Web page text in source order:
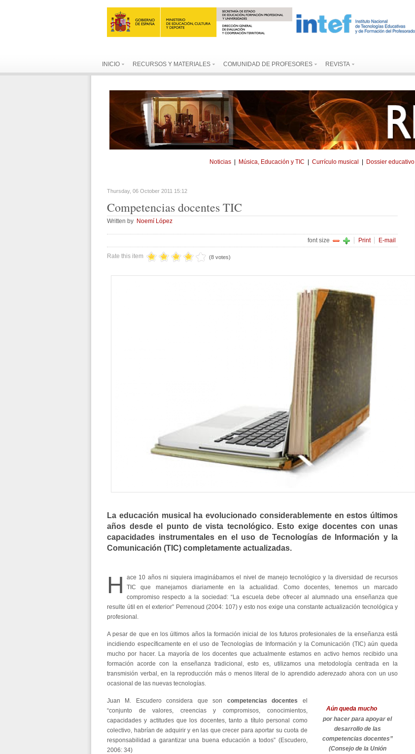
INICIO RECURSOS Y MATERIALES COMUNIDAD DE PROFESORES REVISTA
Noticias Música, Educación y TIC Currículo musical Dossier educativo
Thursday, 06 October 2011 15:12
Competenciasdocentes TIC
Written by Noemí López
font size Print E-mail
Rate this item (8 votes)
La educación musical ha evolucionado considerablemente en estos últimos
años desde el punto de vista tecnológico. Esto exige docentes con unas
capacidades instrumentalesen el uso de Tecnologías de Información y la
Comunicación (TIC) completamente actualizadas.
H
ace 10 años ni siquiera imaginábamos el nivel de manejo tecnológico y la diversidad de recursos
TIC que manejamos diariamente en la actualidad. Como docentes, tenemos un marcado
compromiso respecto a la sociedad: “La escuela debe ofrecer al alumnado una enseñanza que
resulte útil en el exterior” Perrenoud (2004: 107) y esto nos exige una constante actualización tecnológica y
profesional.
A pesar de que en los últimos años la formación inicial de los futuros profesionales de la enseñanza está
incidiendo específicamente en el uso de Tecnologías de Información y la Comunicación (TIC) aún queda
mucho por hacer. La mayoría de los docentes que actualmente estamos en activo hemos recibido una
formación acorde con la enseñanza tradicional, esto es, utilizamos una metodología centrada en la
transmisión verbal, en la reproducción más o menos literal de lo aprendido aderezado ahora con un uso
ocasional de las nuevas tecnologías.
Aún queda mucho
por hacerpara apoyar el
desarrollo de las
competencias docentes”
(Consejo de la Unión
Juan M. Escudero considera que son competencias docentes el
“conjunto de valores, creencias y compromisos, conocimientos,
capacidades y actitudes que los docentes, tanto a título personal como
colectivo, habrían de adquirir y en las que crecer para aportar su cuota de
responsabilidad a garantizar una buena educación a todos” (Escudero,
2006: 34)